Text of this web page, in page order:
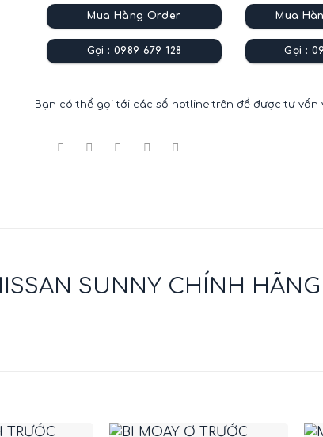
Mua Hàng Order
Gọi : 0989 679 128
Mua
Gọi :
Bạn có thể gọi tới các số hotline trên để được tư vấn
SUNNY CHÍNH HÃNG